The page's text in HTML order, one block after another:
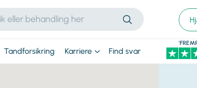
Tandforsikring Karriere Find svar